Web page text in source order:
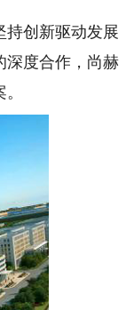
创新驱动发展
深度合作，尚赫